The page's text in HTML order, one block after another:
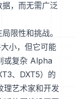
，而无需广泛
限性和挑战。
小，但它可能
或复杂 Alpha
、DXT5）的
理艺术家和开发